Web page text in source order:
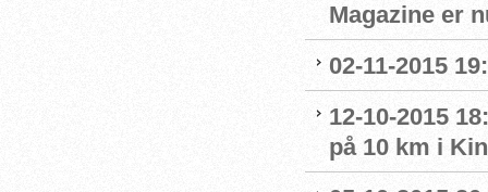
Magazine er
02-11-2015
12-10-2015
på 10 km i